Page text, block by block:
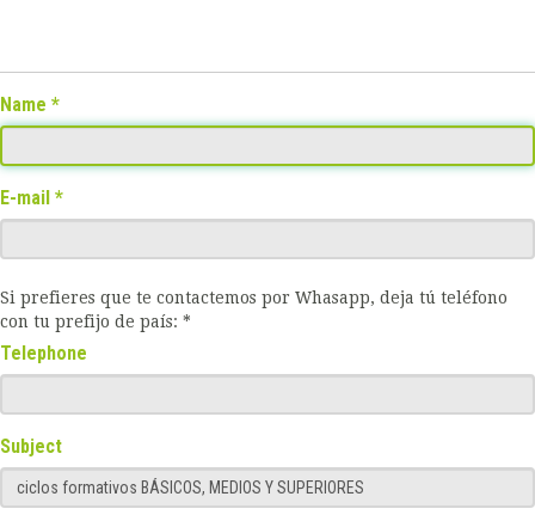
Name
E-mail
Si prefieres que te contactemos por Whasapp, deja tú teléfono
con tu prefijo de país: *
Telephone
Subject